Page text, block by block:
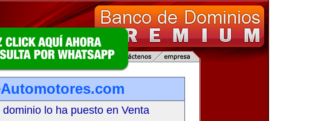
lo ha puesto en Venta